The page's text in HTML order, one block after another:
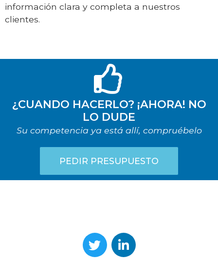
información clara y completa a nuestros
clientes.
¿CUANDO HACERLO? ¡AHORA! NO
LO DUDE
Su competencia ya está allí, compruébelo
PEDIR PRESUPUESTO